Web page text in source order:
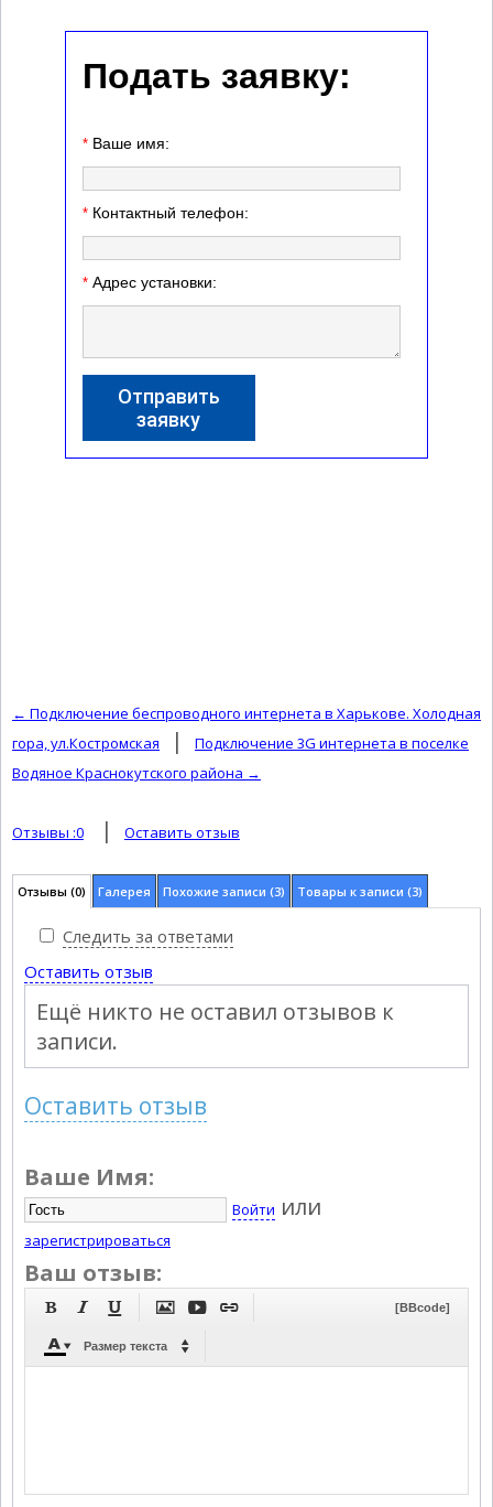
← Подключение беспроводного интернета в Харькове. Холодная
гора, ул.Костромская
|
Подключение 3G интернета в поселке
Водяное Краснокутского района →
Отзывы :0 | Оставить отзыв
Отзывы (0) Галерея Похожие записи (3) Товары к записи (3)
Следить за ответами
Оставить отзыв
Ещё никто не оставил отзывов к
записи.
Оставить отзыв
Ваше Имя:
Войти или
зарегистрироваться
Ваш отзыв:
    

 Размер текста 
[BBcode]